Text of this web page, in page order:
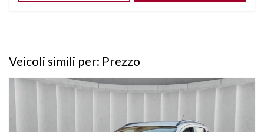
Veicoli simili per: Prezzo
Vedi dettagli